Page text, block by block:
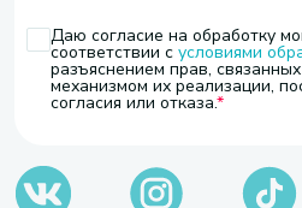
Даю согласие на обработку
соответствии с условиями
разъяснением прав,
механизмом их реализации,
согласия или отказа.